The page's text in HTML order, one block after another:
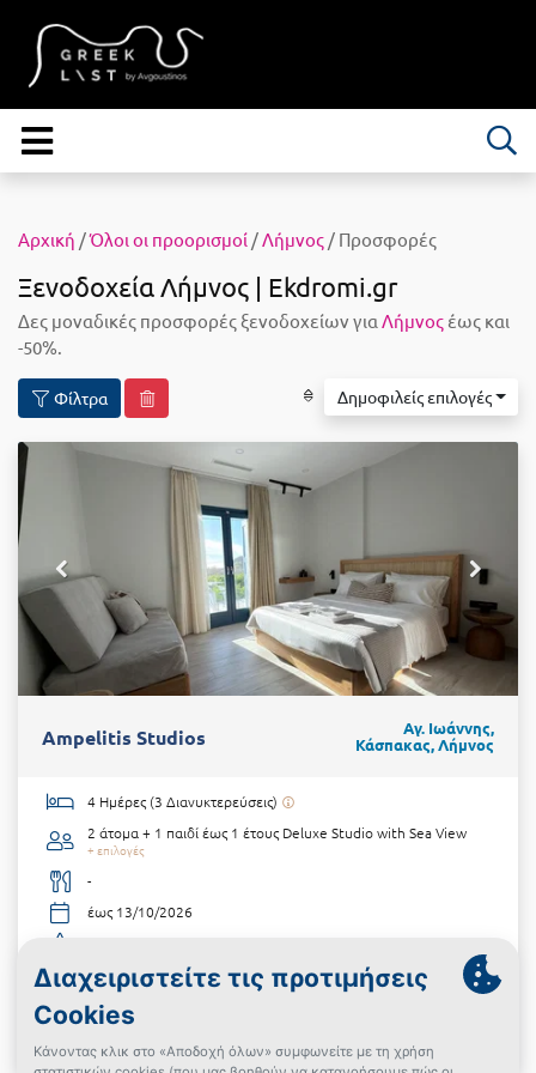
Αρχική /Όλοι οι προορισμοί /Λήμνος / Προσφορές
Ξενοδοχεία Λήμνος | Ekdromi.gr
Δες μοναδικές προσφορές ξενοδοχείων για Λήμνος έως και
-50%.
Φίλτρα Δημοφιλείς επιλογές
Ampelitis Studios
Αγ. Ιωάννης,
Κάσπακας, Λήμνος
4 Ημέρες (3 Διανυκτερεύσεις)
2 άτομα + 1 παιδί έως 1 έτους Deluxe Studio with Sea View
+ επιλογές
-
έως 13/10/2026
από€228 Δες την προσφορά
Powered By